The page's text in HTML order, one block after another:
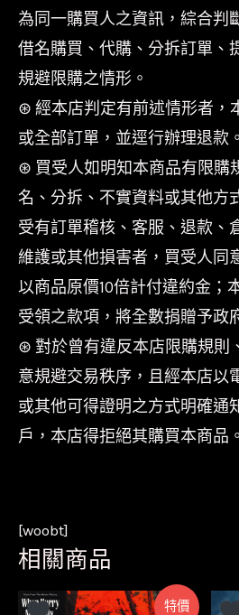
為同一購買人之資訊，綜合判
借名購買、代購、分拆訂單、
規避限購之情形。
⊛ 經本店判定有前述情形者，
或全部訂單，並逕行辦理退款。
⊛ 買受人如明知本商品有限購
名、分拆、不實資料或其他方
受有訂單稽核、客服、退款、
維護或其他損害者，買受人同
以商品原價10倍計付違約金；
受領之款項，將全數捐贈予政
⊛ 對於曾有違反本店限購規則
意規避交易秩序，且經本店以
或其他可得證明之方式明確通
戶，本店得拒絕其購買本商品。
[woobt]
相關商品
特價